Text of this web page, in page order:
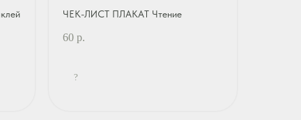
ЧЕК-ЛИСТ ПЛАКАТ Чтение
60 р.
?